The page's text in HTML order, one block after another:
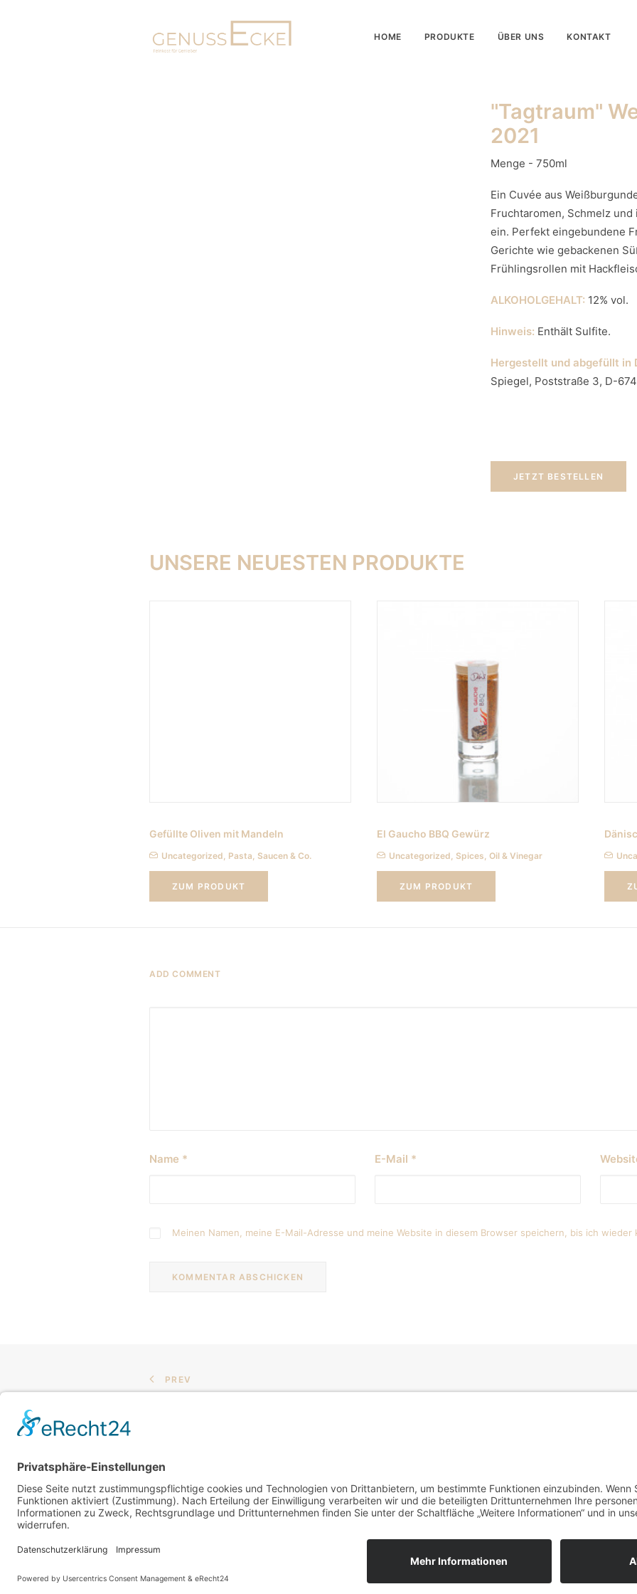
HOME PRODUKTE ÜBER UNS KONTAKT
"Tagtraum"
2021
Menge - 750ml
Ein Cuvée aus
Fruchtaromen, Schmelz
ein. Perfekt eingebundene
Gerichte wie gebackenen
Frühlingsrollen mit
ALKOHOLGEHALT: 12% vol.
Hinweis: Enthält Sulfite.
Hergestellt und abgefüllt in
Spiegel, Poststraße 3, D-
JETZT BESTELLEN
UNSERE NEUESTEN PRODUKTE
Gefüllte Oliven mit Mandeln
Uncategorized, Pasta, Saucen & Co.
ZUM PRODUKT
El Gaucho BBQ Gewürz
Uncategorized, Spices, Oil & Vinegar
ZUM PRODUKT
ADD COMMENT
Name * E-Mail *
Meinen Namen, meine E-Mail-Adresse und meine Website in diesem Browser speichern, bis ich wieder
PREV
Markplatz 9
64673 Zwingenberg
Widerruf
*Im Sinne der Kleinunternehmerregelung nach § 19 UStG enthalten die ausgewiesenen
Copyright 2025 by GenussEcke I